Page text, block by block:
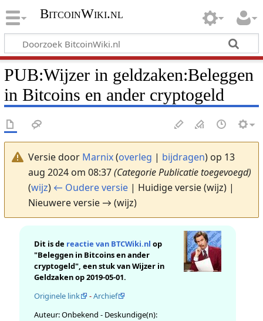
BitcoinWiki.nl
PUB:Wijzer in geldzaken:Beleggen
in Bitcoins en ander cryptogeld
Versie door Marnix(overleg | bijdragen)op 13
aug 2024 om 08:37(Categorie Publicatie toegevoegd)
(wijz) ← Oudere versie| Huidige versie (wijz) |
Nieuwere versie → (wijz)
Dit is de reactie van BTCWiki.nl op
"Beleggen in Bitcoins en ander
cryptogeld", een stuk van Wijzer in
Geldzaken op 2019-05-01.
Originele link
-Archief
Auteur: Onbekend - Deskundige(n):